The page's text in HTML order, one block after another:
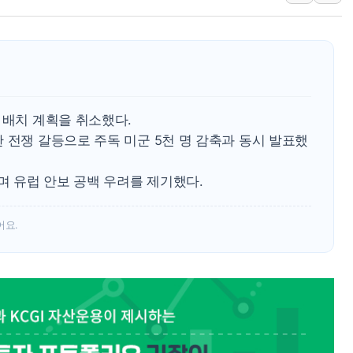
[AI MY 뉴스] 뉴욕 반도체주 프리뷰...美 고용 쇼크에 반
뉴욕증시 프리뷰, 美 고용 쇼크에 금리 인상 우려 후퇴…
뉴욕증시 개장 전 특징주...아틀라시안·클라우드플레
보훈부, 미 DPAA와 MOU… "6·25 미군 실종자 7359명
치 계획을 취소했다.
쟁 갈등으로 주독 미군 5천 명 감축과 동시 발표했
유럽 안보 공백 우려를 제기했다.
요.